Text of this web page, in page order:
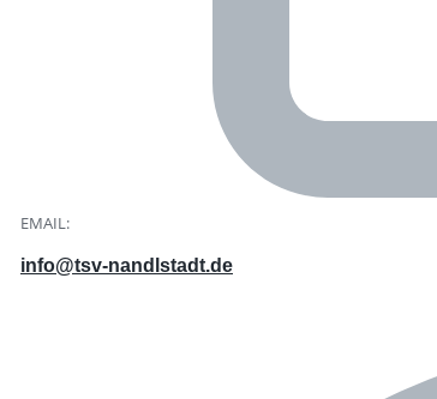
EMAIL:
info@tsv-nandlstadt.de